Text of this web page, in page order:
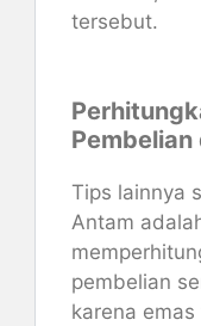
tersebut.
Pembelian
Tips lainnya
Antam
pembelian
karena